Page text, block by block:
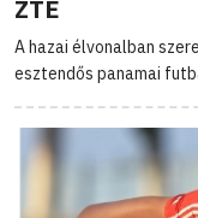
ZTE
A hazai élvonalban
esztendős panamai